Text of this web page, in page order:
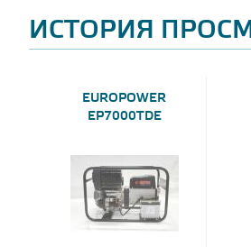
ИСТОРИЯ
EUROPOWER
EP7000TDE